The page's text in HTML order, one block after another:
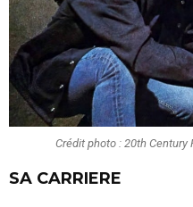
Crédit photo : 20th Century
SA CARRIERE